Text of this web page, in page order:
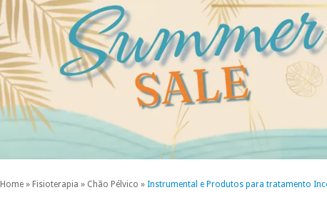
Home » Fisioterapia » Chão Pélvico » Instrumental e Produtos para tratamento